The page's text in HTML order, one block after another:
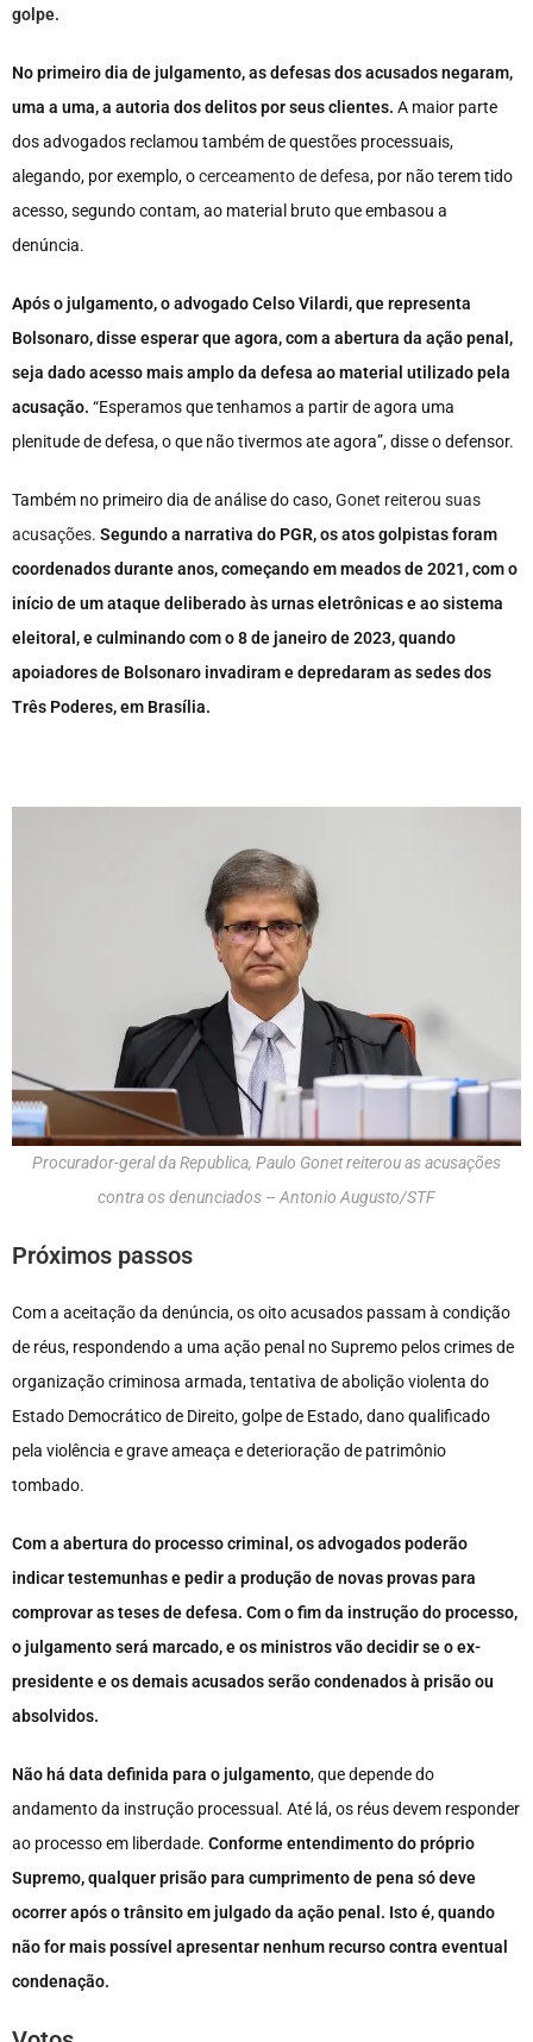
golpe.
No primeiro dia de julgamento, as defesas dos acusados negaram,
uma a uma, a autoria dos delitos por seus clientes. A maior parte
dos advogados reclamou também de questões processuais,
alegando, por exemplo, ocerceamento de defesa, por não terem tido
acesso, segundo contam, ao material bruto que embasou a
denúncia.
Após o julgamento, o advogado Celso Vilardi, que representa
Bolsonaro, disse esperar que agora, com a abertura da ação penal,
seja dado acesso mais amplo da defesa ao material utilizado pela
acusação. “Esperamos que tenhamos a partir de agora uma
plenitude de defesa, o que não tivermos ate agora”, disse o defensor.
Também no primeiro dia de análise do caso,Gonet reiterou suas
acusações. Segundo a narrativa do PGR, os atos golpistas foram
coordenados durante anos, começando em meados de 2021, com o
início de um ataque deliberado às urnas eletrônicas e ao sistema
eleitoral, e culminando com o 8 de janeiro de 2023, quando
apoiadores de Bolsonaro invadiram e depredaram as sedes dos
Três Poderes, em Brasília.
Procurador-geral da Republica, Paulo Gonet reiterou as acusações
contra os denunciados – Antonio Augusto/STF
Próximos passos
Com a aceitação da denúncia, os oito acusados passam à condição
de réus, respondendo a uma ação penal no Supremo pelos crimes de
organização criminosa armada, tentativa de abolição violenta do
Estado Democrático de Direito, golpe de Estado, dano qualificado
pela violência e grave ameaça e deterioração de patrimônio
tombado.
Com a abertura do processo criminal, os advogados poderão
indicar testemunhas e pedir a produção de novas provas para
comprovar as teses de defesa. Com o fim da instrução do processo,
o julgamento será marcado, e os ministros vão decidir se o ex-
presidente e os demais acusados serão condenados à prisão ou
absolvidos.
Não há data definida para o julgamento, que depende do
andamento da instrução processual. Até lá, os réus devem responder
ao processo em liberdade. Conforme entendimento do próprio
Supremo, qualquer prisão para cumprimento de pena só deve
ocorrer após o trânsito em julgado da ação penal. Isto é, quando
não for mais possível apresentar nenhum recurso contra eventual
condenação.